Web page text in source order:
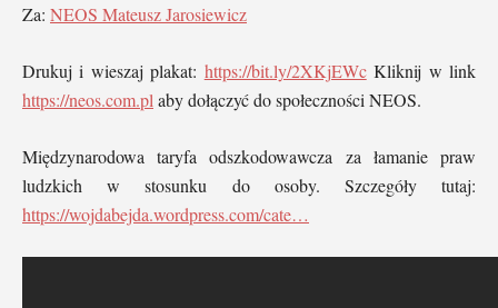
Za: NEOS Mateusz Jarosiewicz
Drukuj i wieszaj plakat: https://bit.ly/2XKjEWcKliknij w link
https://neos.com.pl aby dołączyć do społeczności NEOS.
Międzynarodowa taryfa odszkodowawcza za łamanie praw
ludzkich w stosunku do osoby. Szczegóły tutaj:
https://wojdabejda.wordpress.com/cate…